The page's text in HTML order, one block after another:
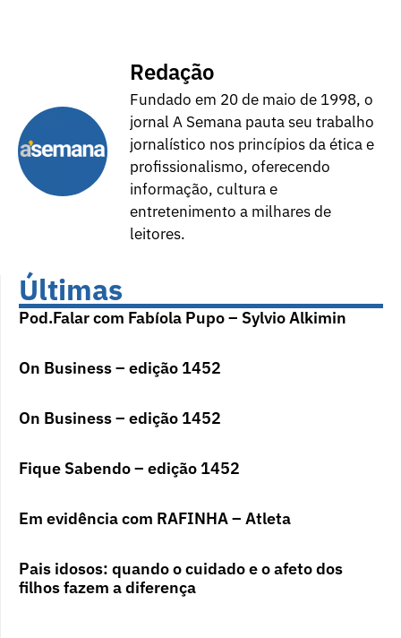
Redação
Fundado em 20 de maio de 1998, o
jornal A Semana pauta seu trabalho
jornalístico nos princípios da ética e
profissionalismo, oferecendo
informação, cultura e
entretenimento a milhares de
leitores.
Últimas
Pod.Falar com Fabíola Pupo – Sylvio Alkimin
On Business – edição 1452
On Business – edição 1452
Fique Sabendo – edição 1452
Em evidência com RAFINHA – Atleta
Pais idosos: quando o cuidado e o afeto dos
filhos fazem a diferença